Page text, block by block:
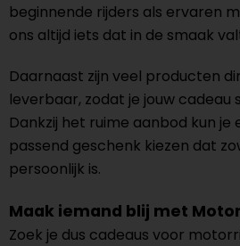
beginnende rijders als ervaren
ons altijd iets dat in de smaak
Daarnaast zijn veel producten
leverbaar, zodat je jouw cadeau
Dankzij het ruime aanbod kun je
passend geschenk kiezen dat
persoonlijk is.
Maak iemand blij met
Zoek je dus cadeaus voor